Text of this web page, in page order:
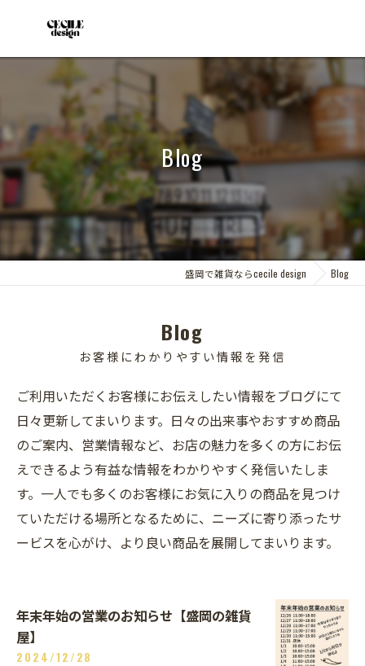
Blog
盛岡で雑貨ならcecile design Blog
Blog
お客様にわかりやすい情報を発信
ご利用いただくお客様にお伝えしたい情報をブログにて
日々更新してまいります。日々の出来事やおすすめ商品
のご案内、営業情報など、お店の魅力を多くの方にお伝
えできるよう有益な情報をわかりやすく発信いたしま
す。一人でも多くのお客様にお気に入りの商品を見つけ
ていただける場所となるために、ニーズに寄り添ったサ
ービスを心がけ、より良い商品を展開してまいります。
年末年始の営業のお知らせ【盛岡の雑貨
屋】
2024/12/28